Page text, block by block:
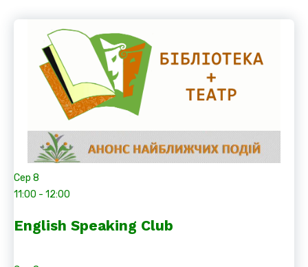
Сер 8
11:00 - 12:00
English Speaking Club